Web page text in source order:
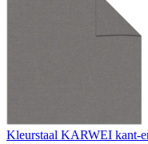
Kleurstaal KARWEI kant-